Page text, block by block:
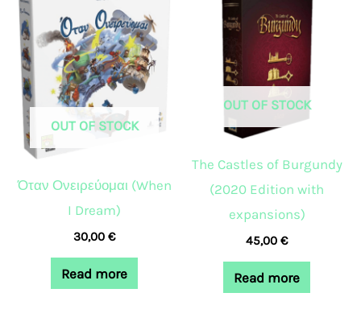
OUT OF STOCK
Όταν Ονειρεύομαι (When
I Dream)
30,00 €
Read more
OUT OF STOCK
The Castles of Burgundy
(2020 Edition with
expansions)
45,00 €
Read more